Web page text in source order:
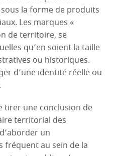
la forme de produits
Les marques «
de territoire, se
qu’en soient la taille
ou historiques.
d’une identité réelle ou
tirer une conclusion de
territorial des
un
fréquent au sein de la